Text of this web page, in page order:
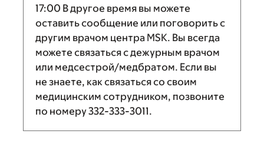
17:00 В другое время вы можете
оставить сообщение или поговорить с
другим врачом центра MSK. Вы всегда
можете связаться с дежурным врачом
или медсестрой/медбратом. Если вы
не знаете, как связаться со своим
медицинским сотрудником, позвоните
по номеру332-333-3011.